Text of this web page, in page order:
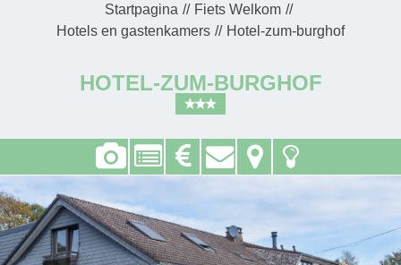
Startpagina
Fiets Welkom
Hotels en gastenkamers
Hotel-zum-burghof
HOTEL-ZUM-BURGHOF